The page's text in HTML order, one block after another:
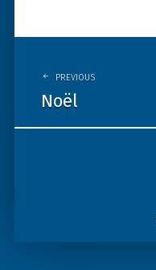
navigation
PREVIOUS
Noël